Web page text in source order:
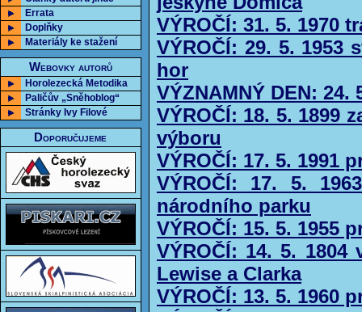
Errata
Doplňky
Materiály ke stažení
Webovky autorů
Horolezecká Metodika
Paličův „Sněhoblog“
Stránky Ivy Filové
Doporučujeme
VÝROČÍ: 31. 5. 1970
VÝROČÍ: 29. 5.
hor
VÝZNAMNÝ DEN:
VÝROČÍ: 18. 5. 1899
výboru
VÝROČÍ: 17. 5. 1991
VÝROČÍ: 17. 5.
národního parku
VÝROČÍ: 15. 5. 1955
VÝROČÍ: 14. 5.
Lewise a Clarka
VÝROČÍ: 13. 5. 1960